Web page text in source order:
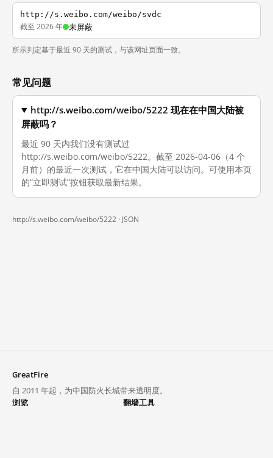
http://s.weibo.com/weibo/svdc
截至 2026 年 未屏蔽
所示判定基于最近 90 天的测试，与该网址页面一致。
常见问题
http://s.weibo.com/weibo/5222 现在在中国大陆被
屏蔽吗？
最近 90 天内我们没有测试过
http://s.weibo.com/weibo/5222。截至 2026-04-06（4 个
月前）的最近一次测试，它在中国大陆可以访问。可使用本页
的“立即测试”按钮获取最新结果。
http://s.weibo.com/weibo/5222 · JSON
GreatFire
自 2011 年起，为中国防火长城带来透明度。
浏览
翻墙工具